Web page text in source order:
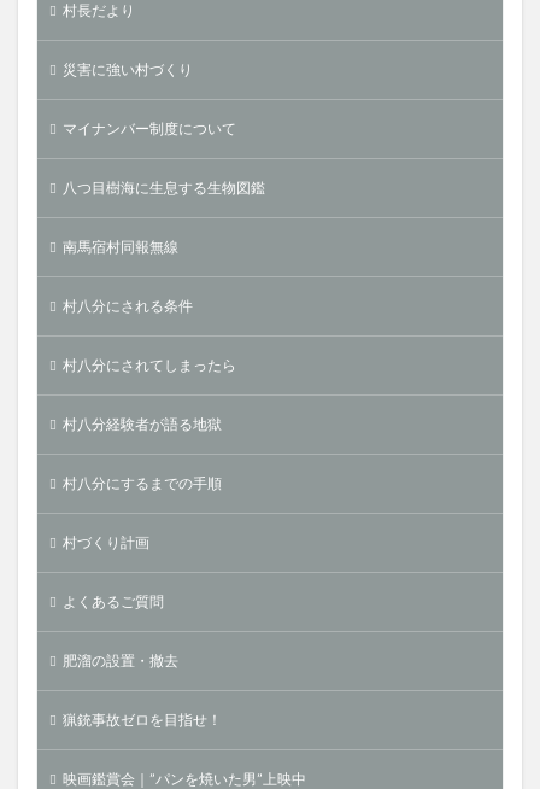
村長だより
災害に強い村づくり
マイナンバー制度について
八つ目樹海に生息する生物図鑑
南馬宿村同報無線
村八分にされる条件
村八分にされてしまったら
村八分経験者が語る地獄
村八分にするまでの手順
村づくり計画
よくあるご質問
肥溜の設置・撤去
猟銃事故ゼロを目指せ！
映画鑑賞会｜”パンを焼いた男”上映中